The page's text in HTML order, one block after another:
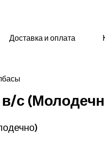
Доставка и оплата
с